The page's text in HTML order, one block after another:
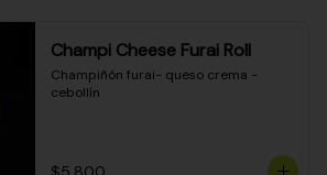
Champi Cheese Furai Roll
Champiñón furai- queso crema -
cebollín